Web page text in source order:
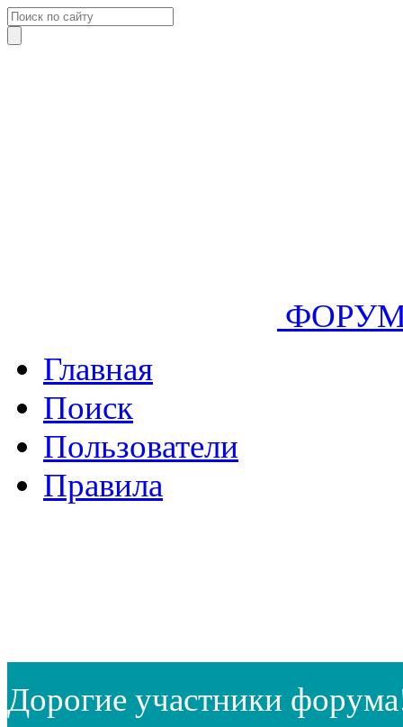
Главная
Поиск
Пользователи
Правила
Дорогие участники